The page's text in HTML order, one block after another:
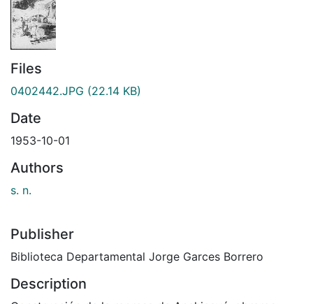
Files
0402442.JPG (22.14 KB)
Date
1953-10-01
Authors
s. n.
Publisher
Biblioteca Departamental Jorge Garces Borrero
Description